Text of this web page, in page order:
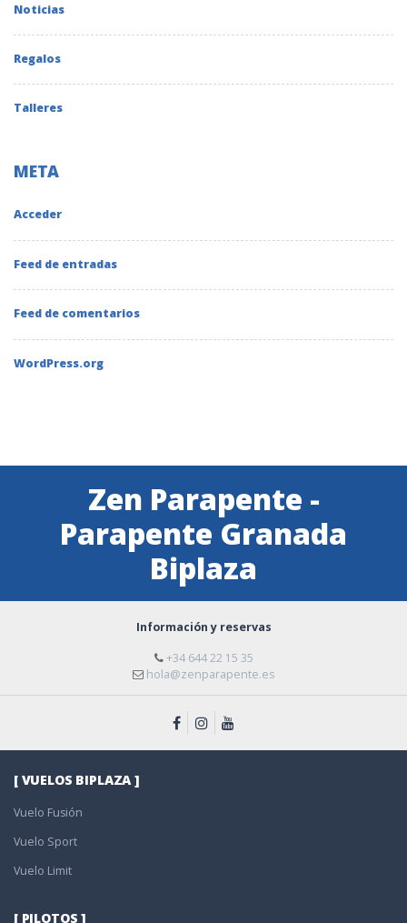
Noticias
Regalos
Talleres
META
Acceder
Feed de entradas
Feed de comentarios
WordPress.org
Zen Parapente -
Parapente Granada
Biplaza
Información y reservas
+34 644 22 15 35
hola@zenparapente.es
[ VUELOS BIPLAZA ]
Vuelo Fusión
Vuelo Sport
Vuelo Limit
[ PILOTOS ]